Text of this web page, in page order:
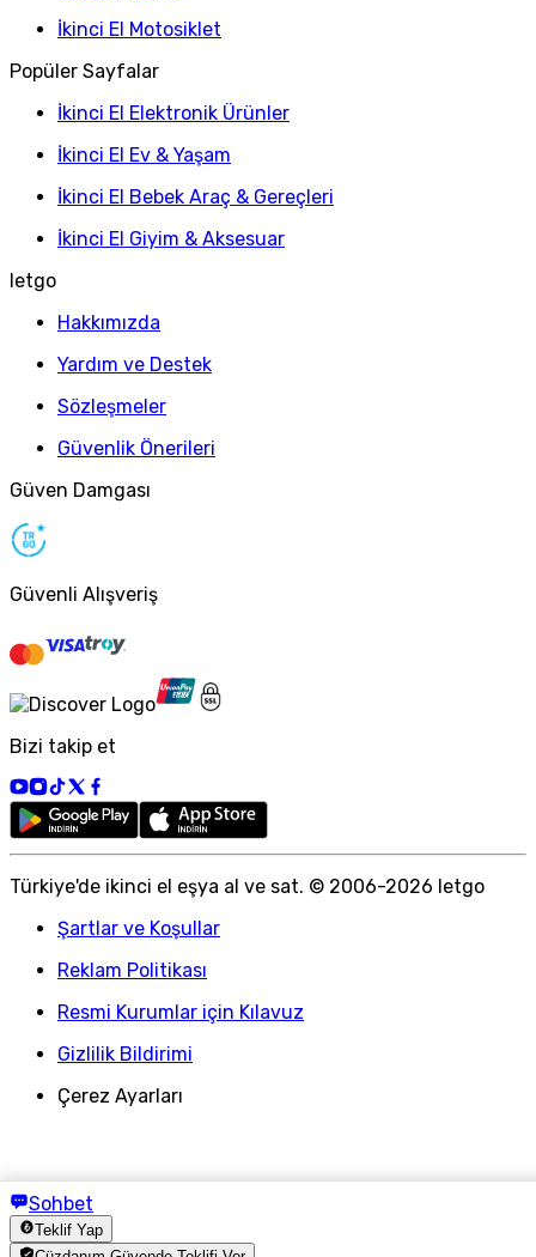
Sohbet
Teklif Yap
İkinci El Motosiklet
Popüler Sayfalar
İkinci El Elektronik Ürünler
İkinci El Ev & Yaşam
İkinci El Bebek Araç & Gereçleri
İkinci El Giyim & Aksesuar
letgo
Hakkımızda
Yardım ve Destek
Sözleşmeler
Güvenlik Önerileri
Güven Damgası
Güvenli Alışveriş
Bizi takip et
Türkiye'de ikinci el eşya al ve sat. © 2006-2026 letgo
Şartlar ve Koşullar
Reklam Politikası
Resmi Kurumlar için Kılavuz
Gizlilik Bildirimi
Çerez Ayarları